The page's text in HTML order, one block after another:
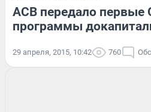
АСВ передало первые
программы
29 апреля, 2015, 10:42 760